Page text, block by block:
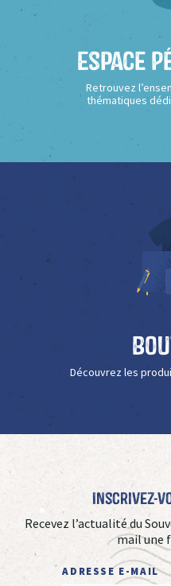
Espace
Retrouvez
thématiques
Découvrez les
Inscrivez-
Recevez l’actualité du
mail une
ADRESSE E-MAIL